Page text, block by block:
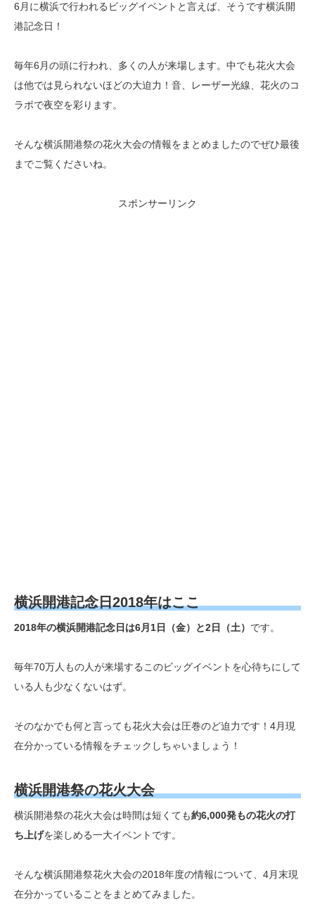
6月に横浜で行われるビッグイベントと言えば、そうです横浜開
港記念日！
毎年6月の頭に行われ、多くの人が来場します。中でも花火大会
は他では見られないほどの大迫力！音、レーザー光線、花火のコ
ラボで夜空を彩ります。
そんな横浜開港祭の花火大会の情報をまとめましたのでぜひ最後
までご覧くださいね。
スポンサーリンク
横浜開港記念日2018年はここ
2018年の横浜開港記念日は6月1日（金）と2日（土） です。
毎年70万人もの人が来場するこのビッグイベントを心待ちにして
いる人も少なくないはず。
そのなかでも何と言っても花火大会は圧巻のど迫力です！4月現
在分かっている情報をチェックしちゃいましょう！
横浜開港祭の花火大会
横浜開港祭の花火大会は時間は短くても約6,000発もの花火の打
ち上げを楽しめる一大イベントです。
そんな横浜開港祭花火大会の2018年度の情報について、4月末現
在分かっていることをまとめてみました。